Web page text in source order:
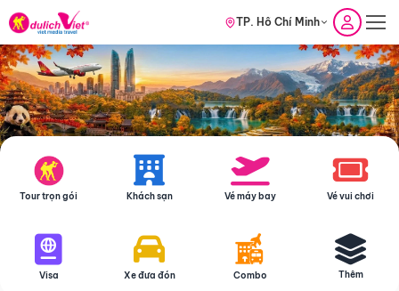
TP. Hồ Chí Minh
Tour trọn gói Khách sạn Vé máy bay Vé vui chơi
Visa Xe đưa đón Combo Thêm